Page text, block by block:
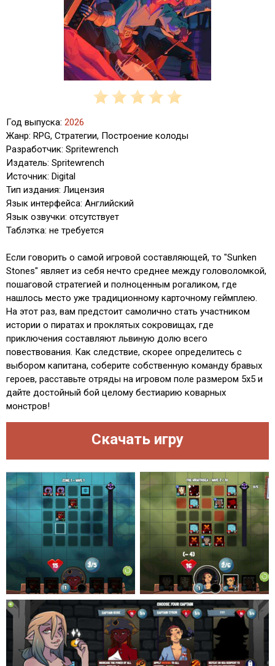
Год выпуска: 2026
Жанр: RPG, Стратегии, Построение колоды
Разработчик: Spritewrench
Издатель: Spritewrench
Источник: Digital
Тип издания: Лицензия
Язык интерфейса: Английский
Язык озвучки: отсутствует
Таблэтка: не требуется
Если говорить о самой игровой составляющей, то "Sunken
Stones" являет из себя нечто среднее между головоломкой,
пошаговой стратегией и полноценным рогаликом, где
нашлось место уже традиционному карточному геймплею.
На этот раз, вам предстоит самолично стать участником
истории о пиратах и проклятых сокровищах, где
приключения составляют львиную долю всего
повествования. Как следствие, скорее определитесь с
выбором капитана, соберите собственную команду бравых
героев, расставьте отряды на игровом поле размером 5x5 и
дайте достойный бой целому бестиарию коварных
монстров!
Скачать игру